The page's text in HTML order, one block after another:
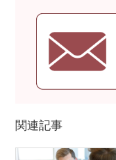
関連記事